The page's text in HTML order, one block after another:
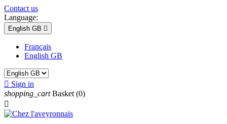
Contact us
Language:
English GB 
Français
English GB
 Sign in
shopping_cart Basket (0)
